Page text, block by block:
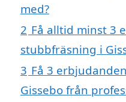
med?
2 Få alltid minst 3
stubbfräsning i
3 Få 3
Gissebo från